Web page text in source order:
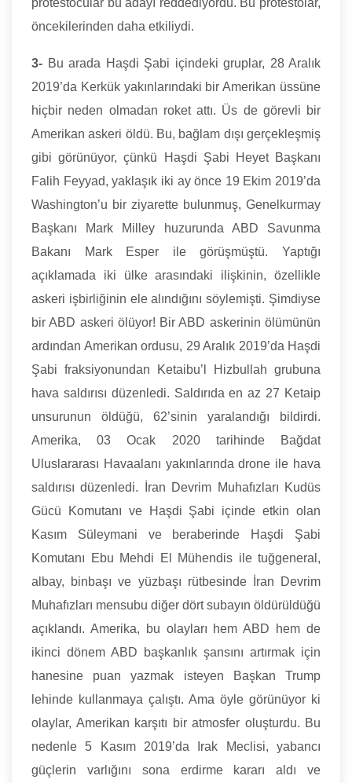
protestocular bu adayı reddediyordu. Bu protestolar,
öncekilerinden daha etkiliydi.
3- Bu arada Haşdi Şabi içindeki gruplar, 28 Aralık
2019’da Kerkük yakınlarındaki bir Amerikan üssüne
hiçbir neden olmadan roket attı. Üs de görevli bir
Amerikan askeri öldü. Bu, bağlam dışı gerçekleşmiş
gibi görünüyor, çünkü Haşdi Şabi Heyet Başkanı
Falih Feyyad, yaklaşık iki ay önce 19 Ekim 2019’da
Washington’u bir ziyarette bulunmuş, Genelkurmay
Başkanı Mark Milley huzurunda ABD Savunma
Bakanı Mark Esper ile görüşmüştü. Yaptığı
açıklamada iki ülke arasındaki ilişkinin, özellikle
askeri işbirliğinin ele alındığını söylemişti. Şimdiyse
bir ABD askeri ölüyor! Bir ABD askerinin ölümünün
ardından Amerikan ordusu, 29 Aralık 2019’da Haşdi
Şabi fraksiyonundan Ketaibu’l Hizbullah grubuna
hava saldırısı düzenledi. Saldırıda en az 27 Ketaip
unsurunun öldüğü, 62’sinin yaralandığı bildirdi.
Amerika, 03 Ocak 2020 tarihinde Bağdat
Uluslararası Havaalanı yakınlarında drone ile hava
saldırısı düzenledi. İran Devrim Muhafızları Kudüs
Gücü Komutanı ve Haşdi Şabi içinde etkin olan
Kasım Süleymani ve beraberinde Haşdi Şabi
Komutanı Ebu Mehdi El Mühendis ile tuğgeneral,
albay, binbaşı ve yüzbaşı rütbesinde İran Devrim
Muhafızları mensubu diğer dört subayın öldürüldüğü
açıklandı. Amerika, bu olayları hem ABD hem de
ikinci dönem ABD başkanlık şansını artırmak için
hanesine puan yazmak isteyen Başkan Trump
lehinde kullanmaya çalıştı. Ama öyle görünüyor ki
olaylar, Amerikan karşıtı bir atmosfer oluşturdu. Bu
nedenle 5 Kasım 2019’da Irak Meclisi, yabancı
güçlerin varlığını sona erdirme kararı aldı ve